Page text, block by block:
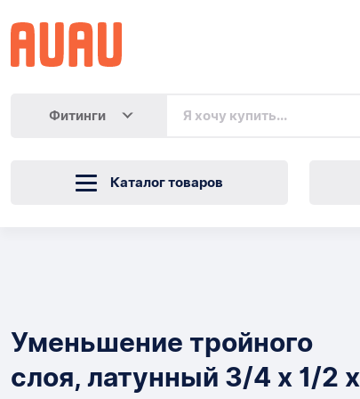
Фитинги
Каталог товаров
латунный
3/4
Уменьшение тройного
слоя, латунный 3/4 х 1/2 х